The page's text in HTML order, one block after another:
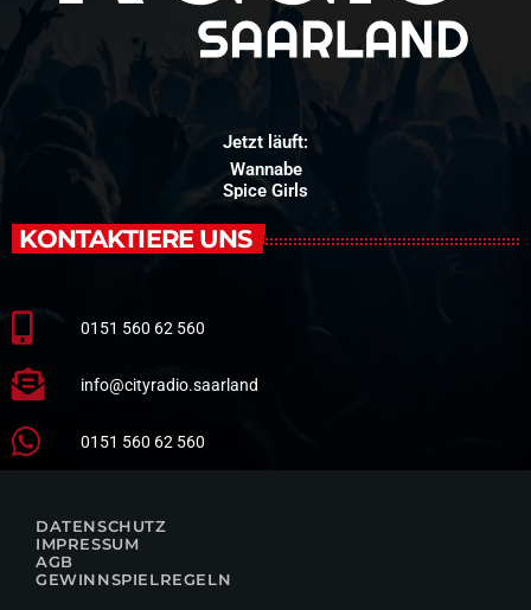
Jetzt läuft:
Wannabe
Spice Girls
KONTAKTIERE UNS
0151 560 62 560
info@cityradio.saarland
0151 560 62 560
DATENSCHUTZ
IMPRESSUM
AGB
GEWINNSPIELREGELN